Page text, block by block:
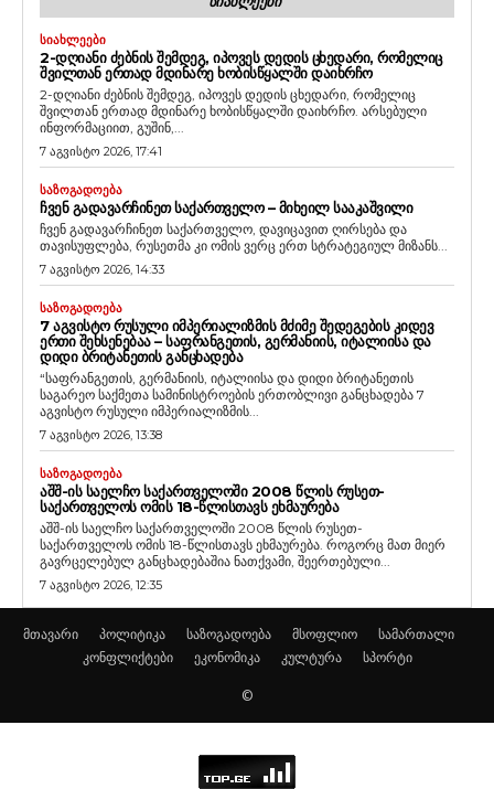
ᲡᲘᲐᲮᲚᲔᲔᲑᲘ
2-ᲓᲦᲘᲐᲜᲘ ᲫᲔᲑᲜᲘᲡ ᲨᲔᲛᲓᲔᲒ, ᲘᲞᲝᲕᲔᲡ ᲓᲔᲓᲘᲡ ᲪᲮᲔᲓᲐᲠᲘ, ᲠᲝᲛᲔᲚᲘᲪ
ᲨᲕᲘᲚᲗᲐᲜ ᲔᲠᲗᲐᲓ ᲛᲓᲘᲜᲐᲠᲔ ᲮᲝᲑᲘᲡᲬᲧᲐᲚᲨᲘ ᲓᲐᲘᲮᲠᲩᲝ
2-დღიანი ძებნის შემდეგ, იპოვეს დედის ცხედარი, რომელიც
შვილთან ერთად მდინარე ხობისწყალში დაიხრჩო. არსებული
ინფორმაციით, გუშინ,...
7 აგვისტო 2026, 17:41
ᲡᲐᲖᲝᲒᲐᲓᲝᲔᲑᲐ
ᲩᲕᲔᲜ ᲒᲐᲓᲐᲕᲐᲠᲩᲘᲜᲔᲗ ᲡᲐᲥᲐᲠᲗᲕᲔᲚᲝ – ᲛᲘᲮᲔᲘᲚ ᲡᲐᲐᲙᲐᲨᲕᲘᲚᲘ
ჩვენ გადავარჩინეთ საქართველო, დავიცავით ღირსება და
თავისუფლება, რუსეთმა კი ომის ვერც ერთ სტრატეგიულ მიზანს...
7 აგვისტო 2026, 14:33
ᲡᲐᲖᲝᲒᲐᲓᲝᲔᲑᲐ
7 ᲐᲒᲕᲘᲡᲢᲝ ᲠᲣᲡᲣᲚᲘ ᲘᲛᲞᲔᲠᲘᲐᲚᲘᲖᲛᲘᲡ ᲛᲫᲘᲛᲔ ᲨᲔᲓᲔᲒᲔᲑᲘᲡ ᲙᲘᲓᲔᲕ
ᲔᲠᲗᲘ ᲨᲔᲮᲡᲔᲜᲔᲑᲐᲐ – ᲡᲐᲤᲠᲐᲜᲒᲔᲗᲘᲡ, ᲒᲔᲠᲛᲐᲜᲘᲘᲡ, ᲘᲢᲐᲚᲘᲘᲡᲐ ᲓᲐ
ᲓᲘᲓᲘ ᲑᲠᲘᲢᲐᲜᲔᲗᲘᲡ ᲒᲐᲜᲪᲮᲐᲓᲔᲑᲐ
“საფრანგეთის, გერმანიის, იტალიისა და დიდი ბრიტანეთის
საგარეო საქმეთა სამინისტროების ერთობლივი განცხადება 7
აგვისტო რუსული იმპერიალიზმის...
7 აგვისტო 2026, 13:38
ᲡᲐᲖᲝᲒᲐᲓᲝᲔᲑᲐ
ᲐᲨᲨ-ᲘᲡ ᲡᲐᲔᲚᲩᲝ ᲡᲐᲥᲐᲠᲗᲕᲔᲚᲝᲨᲘ 2008 ᲬᲚᲘᲡ ᲠᲣᲡᲔᲗ-
ᲡᲐᲥᲐᲠᲗᲕᲔᲚᲝᲡ ᲝᲛᲘᲡ 18-ᲬᲚᲘᲡᲗᲐᲕᲡ ᲔᲮᲛᲐᲣᲠᲔᲑᲐ
აშშ-ის საელჩო საქართველოში 2008 წლის რუსეთ-
საქართველოს ომის 18-წლისთავს ეხმაურება. როგორც მათ მიერ
გავრცელებულ განცხადებაშია ნათქვამი, შეერთებული...
7 აგვისტო 2026, 12:35
მთავარი პოლიტიკა საზოგადოება მსოფლიო
სამართალი
კონფლიქტები
ეკონომიკა კულტურა სპორტი
©